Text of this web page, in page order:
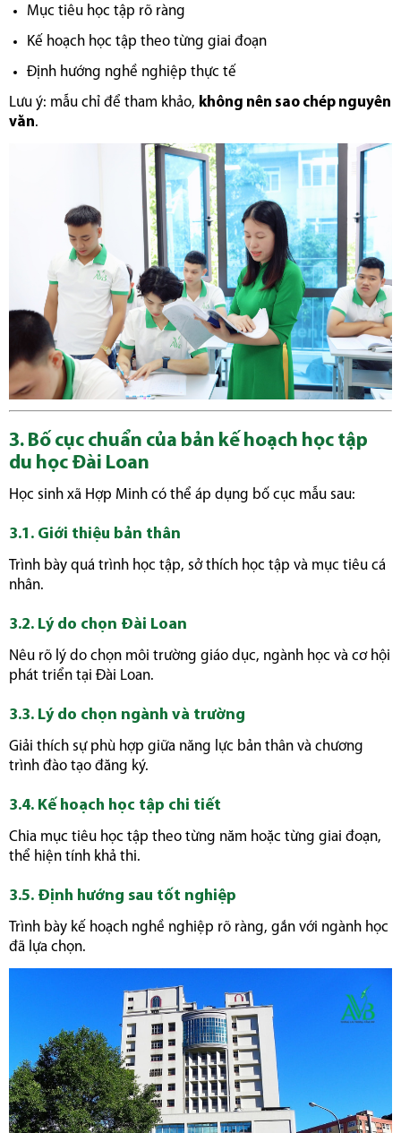
Mục tiêu học tập rõ ràng
Kế hoạch học tập theo từng giai đoạn
Định hướng nghề nghiệp thực tế
Lưu ý: mẫu chỉ để tham khảo, không nên sao chép nguyên
văn.
3. Bố cục chuẩn của bản kế hoạch học tập
du học Đài Loan
Học sinh xã Hợp Minh có thể áp dụng bố cục mẫu sau:
3.1. Giới thiệu bản thân
Trình bày quá trình học tập, sở thích học tập và mục tiêu cá
nhân.
3.2. Lý do chọn Đài Loan
Nêu rõ lý do chọn môi trường giáo dục, ngành học và cơ hội
phát triển tại Đài Loan.
3.3. Lý do chọn ngành và trường
Giải thích sự phù hợp giữa năng lực bản thân và chương
trình đào tạo đăng ký.
3.4. Kế hoạch học tập chi tiết
Chia mục tiêu học tập theo từng năm hoặc từng giai đoạn,
thể hiện tính khả thi.
3.5. Định hướng sau tốt nghiệp
Trình bày kế hoạch nghề nghiệp rõ ràng, gắn với ngành học
đã lựa chọn.